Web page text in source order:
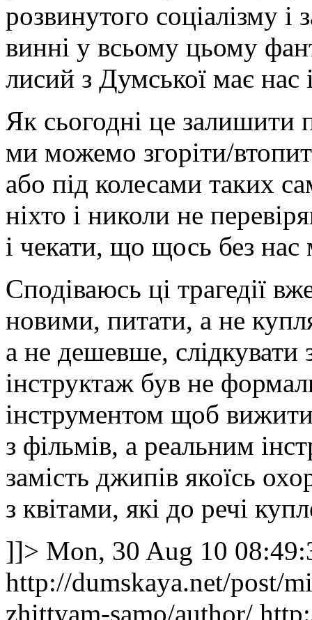
розвинутого соціалізму і
винні у всьому цьому
лисий з Думської має нас
Як сьогодні це залишити
ми можемо згоріти/
або під колесами таких
ніхто і николи не
і чекати, що щось без нас
Сподіваюсь ці трагедії
новими, питати, а не
а не дешевше,
інструктаж був не
інструментом щоб
з фільмів, а реальним
замість джипів якоїсь
з квітами, які до речі
]]> Mon, 30 Aug 10
http://dumskaya.net/post/
zhittyam-samo/author/